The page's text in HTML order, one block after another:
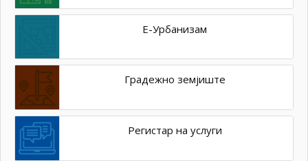
Е-Урбанизам
Градежно земјиште
Регистар на услуги